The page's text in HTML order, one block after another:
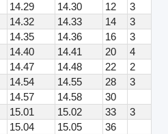
14.29 14.30 12
3
14.32 14.33 14
3
14.35 14.36 16
3
14.40 14.41 20
4
14.47 14.48 22
2
14.54 14.55 28
3
14.57 14.58
30
15.01 15.02 33
3
15.04 15.05
36